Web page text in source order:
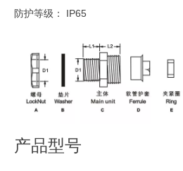
防护等级： IP65
产品型号